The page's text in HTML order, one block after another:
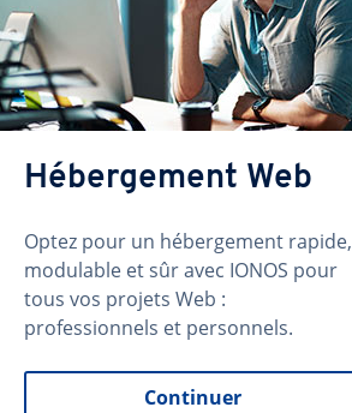
Hébergement Web
Optez pour un hébergement rapide,
modulable et sûr avec IONOS pour
tous vos projets Web :
professionnels et personnels.
Continuer